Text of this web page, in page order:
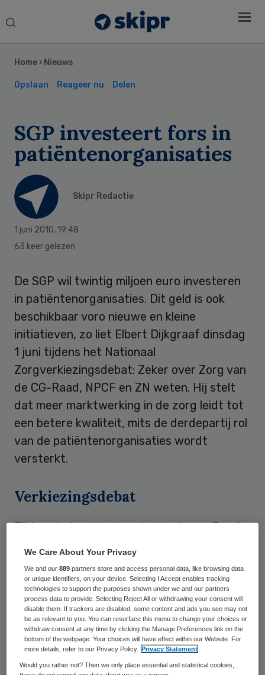
Search
Home › Nieuws
Opslaan Reageer nu Delen
SGP investeert fors in
patiëntenorganisaties
Skipr Redactie
1 juni 2010, 19:48
63 keer gelezen
De SGP wil twintig miljoen euro investeren
in patiëntenorganisaties. Dit geld is ook
beschikbaar voro nieuwe en kleine
initiatieven, zo liet Elbert Dijkgraaf dinsdag
1 juni tijdens het Nationaal
Zorgverkiezingsdebat: Zeker over Zorg van
de CG-Raad, NPCF en ZN weten. Hij stelt
dat meer marktwerking in de zorg leidt tot
een betere kwaliteit, mits de derdepartij rol
van de patiëntenorganisaties wordt
versterkt.
Verkiezingsdebat
Tijdens hetverkiezingsdebatgingen Esmé
Dijkstra (D66), Margreet Smilde (CDA),
Elbert Dijkgraaf (SGP), Renske Leijten (SP)
en Jolande Sap (GroenLinks) de strijd met
elkaar aan. Van der Veen is weliswaar voor
het machtig maken van
patiëntenorganisaties, maar vindt het een
Sidebar
We Care About Your Privacy
We and our889 partners store and access personal data, like browsing data
or unique identifiers, on your device. Selecting I Accept enables tracking
technologies to support the purposes shown under we and our partners
process data to provide. Selecting Reject All or withdrawing your consent will
disable them. If trackers are disabled, some content and ads you see may not
be as relevant to you. You can resurface this menu to change your choices or
withdraw consent at any time by clicking the Manage Preferences link on the
bottom of the webpage. Your choices will have effect within our Website. For
more details, refer to our Privacy Policy.
Privacy Statement
Would you rather not? Then we only place essential and statistical cookies,